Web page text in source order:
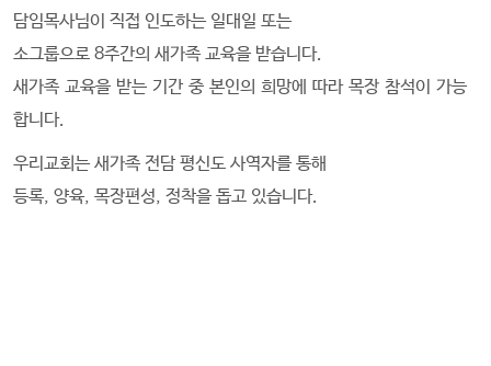
담임목사님이 직접 인도하는 일대일 또는
소그룹으로 8주간의 새가족 교육을 받습니다.
새가족 교육을 받는 기간 중 본인의 희망에 따라 목장 참석이 가능
합니다.
우리교회는 새가족 전담 평신도 사역자를 통해
등록, 양육, 목장편성, 정착을 돕고 있습니다.